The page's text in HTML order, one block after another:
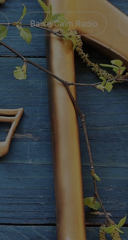
Baixe Calm Radio